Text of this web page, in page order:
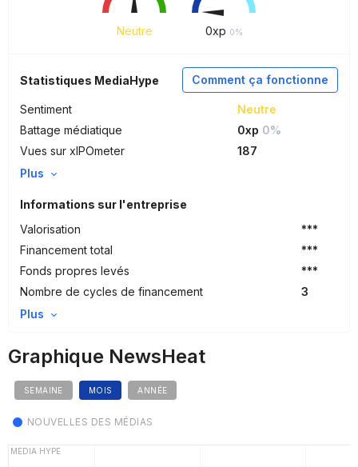
Neutre 0xp 0%
Comment ça fonctionne
Statistiques MediaHype
Sentiment
Neutre
Battage médiatique
0xp 0%
Vues sur xIPOmeter
187
Plus
Informations sur l'entreprise
Valorisation
***
Financement total
***
Fonds propres levés
***
Nombre de cycles de financement
3
Plus
Graphique NewsHeat
SEMAINE MOIS ANNÉE
NOUVELLES DES MÉDIAS